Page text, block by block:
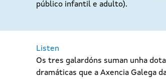
público infantil e adulto).
Listen
Os tres galardóns suman unha
dramáticas que a Axencia Galega